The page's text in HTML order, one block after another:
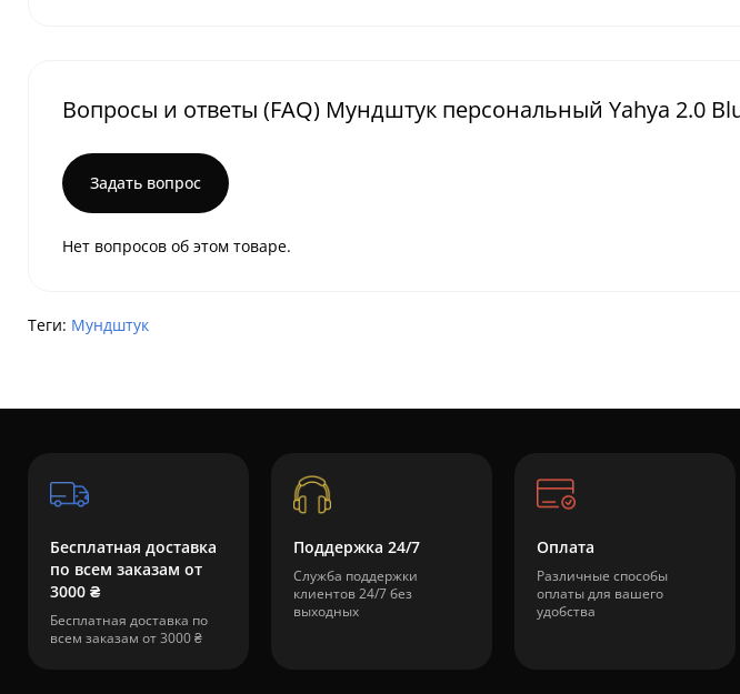
Вопросы и ответы (FAQ) Мундштук персональный Yahya 2.0
Задать вопрос
Нет вопросов об этом товаре.
Теги: Мундштук
Бесплатная доставка
по всем заказам от
3000 ₴
Бесплатная доставка по
всем заказам от 3000 ₴
Поддержка 24/7
Служба поддержки
клиентов 24/7 без
выходных
Оплата
Различные способы
оплаты для вашего
удобства